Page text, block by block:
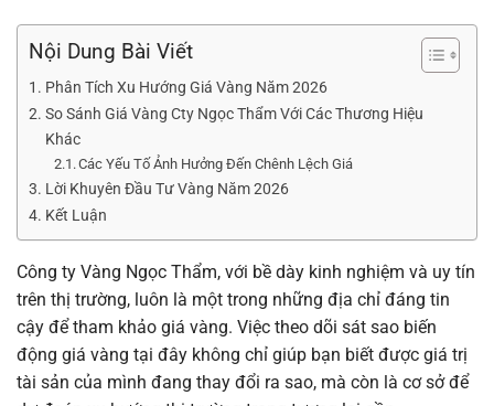
Nội Dung Bài Viết
Phân Tích Xu Hướng Giá Vàng Năm 2026
So Sánh Giá Vàng Cty Ngọc Thẩm Với Các Thương Hiệu
Khác
Các Yếu Tố Ảnh Hưởng Đến Chênh Lệch Giá
Lời Khuyên Đầu Tư Vàng Năm 2026
Kết Luận
Công ty Vàng Ngọc Thẩm, với bề dày kinh nghiệm và uy tín
trên thị trường, luôn là một trong những địa chỉ đáng tin
cậy để tham khảo giá vàng. Việc theo dõi sát sao biến
động giá vàng tại đây không chỉ giúp bạn biết được giá trị
tài sản của mình đang thay đổi ra sao, mà còn là cơ sở để